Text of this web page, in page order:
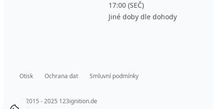
17:00 (SEČ)
Jiné doby dle dohody
Otisk Ochrana dat Smluvní podmínky
© 2015 - 2025 123ignition.de